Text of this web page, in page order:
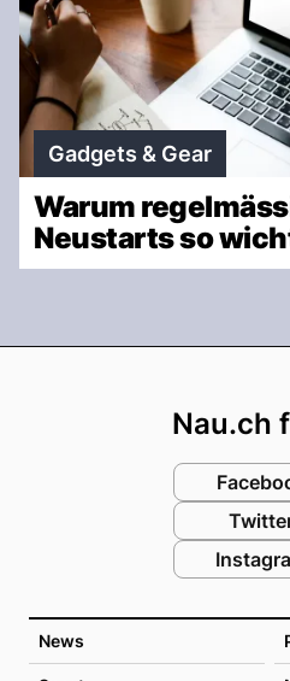
Gadgets & Gear
Warum
Neustarts so
News
Nau.ch